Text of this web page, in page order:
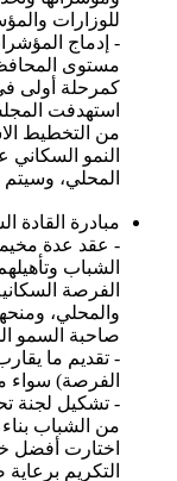
للوزارات
- إدماج
مستوى
كمرحلة أولى
استهدفت
من التخطيط
النمو
المحلي،
مبادرة
- عقد عدة
الشباب
الفرصة
والمحلي،
صاحبة السمو
الفرصة) سواء
- تشكيل لجنة
من الشباب
اختارت أفضل
التكريم